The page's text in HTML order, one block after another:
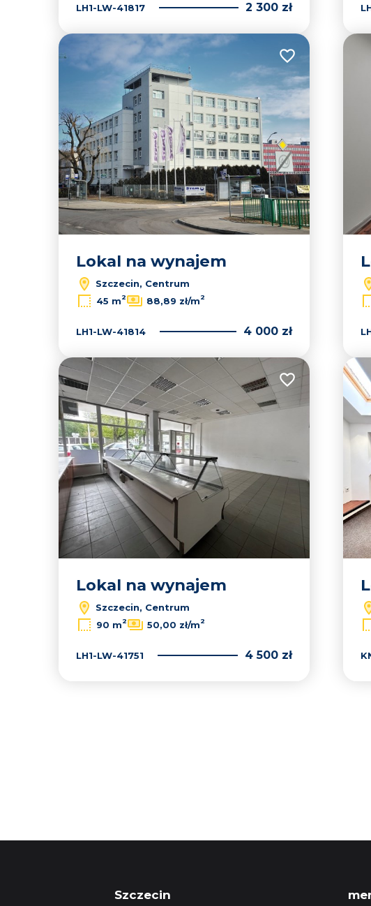
LH1-LW-41817 2 300 zł
Dodaj do
Lokal na wynajem
Szczecin, Centrum
45 m2 88,89 zł/m2
LH1-LW-41814 4 000 zł
Dodaj do
Lokal na wynajem
Szczecin, Centrum
90 m2 50,00 zł/m2
LH1-LW-41751 4 500 zł
Szczecin